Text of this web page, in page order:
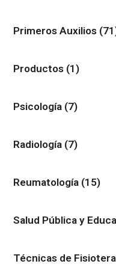
Primeros Auxilios
Productos (1)
Psicología (7)
Radiología (7)
Reumatología (15)
Salud Pública y
Técnicas de